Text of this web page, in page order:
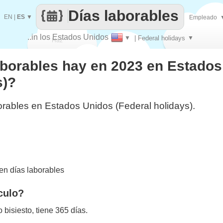
Haz
que
..in los Estados Unidos ▼ | Federal holidays ▼
Días laborables
EN ES ▼ Empleado
hay en 2023 en
en Estados Unidos (Federal holidays).
días laborables
bisiesto, tiene 365 días.